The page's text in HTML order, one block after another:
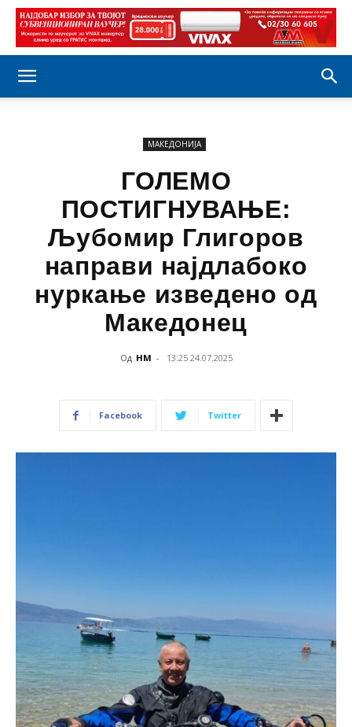
МАКЕДОНИЈА
ГОЛЕМО
ПОСТИГНУВАЊЕ:
Љубомир Глигоров
направи најдлабоко
нуркање изведено од
Македонец
Од НМ - 13:25 24.07.2025
Facebook Twitter